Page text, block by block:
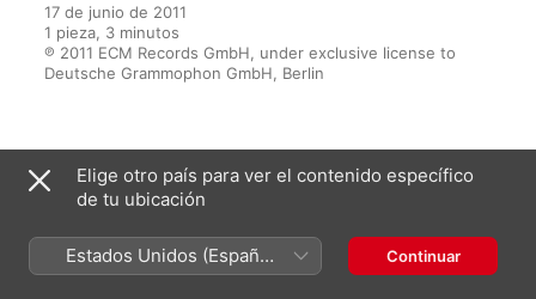
17 de junio de 2011
1 pieza, 3 minutos
℗ 2011 ECM Records GmbH, under exclusive license to
Deutsche Grammophon GmbH, Berlin
Del álbum
Bach: Ich hatte viel
Bekümmernis
Elige otro país para ver el contenido específico
de tu ubicación
Estados Unidos (Español
México)
Continuar